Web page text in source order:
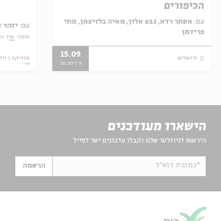
הכיפורים
עם: אסתר רדא, גבע אלון, מאיה בלזיצמן, מתי
פרידמן
ירושלים 15.09
ג' | 20:30
עם: יזהר
מתוך: שיר
מוזיקה
הישארו מעודכנים
הירשמו לניוזלטר שלנו וקבלו עדכונים ישר למייל
*כתובת דוא"ל הרשמה